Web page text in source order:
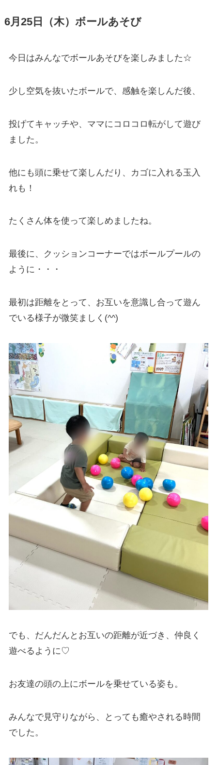
6月25日（木）ボールあそび
今日はみんなでボールあそびを楽しみました☆
少し空気を抜いたボールで、感触を楽しんだ後、
投げてキャッチや、ママにコロコロ転がして遊び
ました。
他にも頭に乗せて楽しんだり、カゴに入れる玉入
れも！
たくさん体を使って楽しめましたね。
最後に、クッションコーナーではボールプールの
ように・・・
最初は距離をとって、お互いを意識し合って遊ん
でいる様子が微笑ましく(^^)
でも、だんだんとお互いの距離が近づき、仲良く
遊べるように♡
お友達の頭の上にボールを乗せている姿も。
みんなで見守りながら、とっても癒やされる時間
でした。